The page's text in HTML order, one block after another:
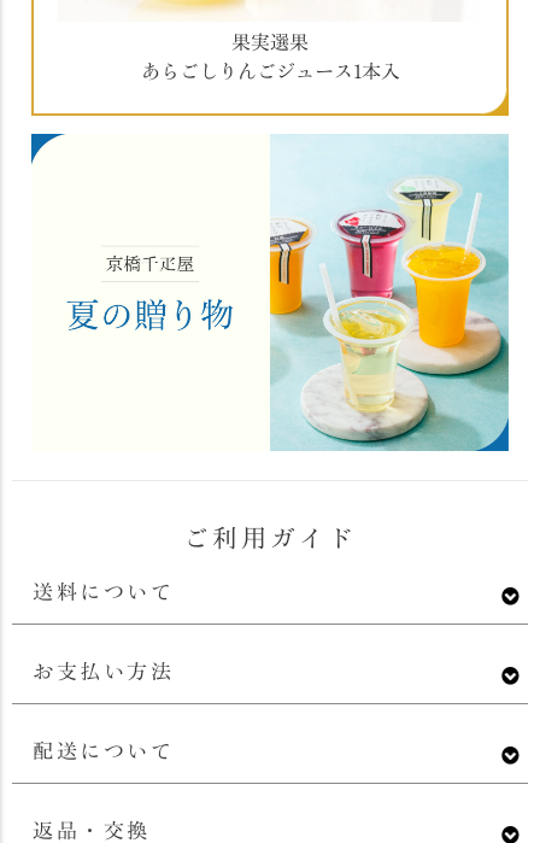
果実選果
あらごしりんごジュース1本入
ご利用ガイド
送料について
お支払い方法
配送について
返品・交換